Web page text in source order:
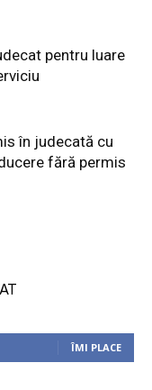
pentru luare
în judecată cu
fără permis
ÎMI PLACE